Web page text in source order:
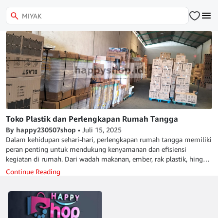
Toko Plastik dan Perlengkapan Rumah Tangga
By happy230507shop • Juli 15, 2025
Dalam kehidupan sehari-hari, perlengkapan rumah tangga memiliki
peran penting untuk mendukung kenyamanan dan efisiensi
kegiatan di rumah. Dari wadah makanan, ember, rak plastik, hingga
perlengkapan dapur—semua bisa didapatkan dengan mudah di
toko plastik dan perlengkapan rumah tangga yang terpercaya.
Toko plastik dan perlengkapan rumah tangga menawarkan berbagai
keunggulan yang tidak selalu tersedia di supermarket besar atau
Continue Reading